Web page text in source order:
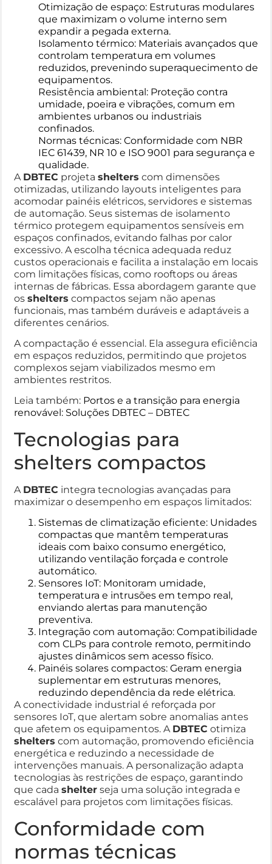
Otimização de espaço: Estruturas modulares
que maximizam o volume interno sem
expandir a pegada externa.
Isolamento térmico: Materiais avançados que
controlam temperatura em volumes
reduzidos, prevenindo superaquecimento de
equipamentos.
Resistência ambiental: Proteção contra
umidade, poeira e vibrações, comum em
ambientes urbanos ou industriais
confinados.
Normas técnicas: Conformidade com NBR
IEC 61439, NR 10 e ISO 9001 para segurança e
qualidade.
A DBTEC projeta shelters com dimensões
otimizadas, utilizando layouts inteligentes para
acomodar painéis elétricos, servidores e sistemas
de automação. Seus sistemas de isolamento
térmico protegem equipamentos sensíveis em
espaços confinados, evitando falhas por calor
excessivo. A escolha técnica adequada reduz
custos operacionais e facilita a instalação em locais
com limitações físicas, como rooftops ou áreas
internas de fábricas. Essa abordagem garante que
os shelters compactos sejam não apenas
funcionais, mas também duráveis e adaptáveis a
diferentes cenários.
A compactação é essencial. Ela assegura eficiência
em espaços reduzidos, permitindo que projetos
complexos sejam viabilizados mesmo em
ambientes restritos.
Leia também: Portos e a transição para energia
renovável: Soluções DBTEC – DBTEC
Tecnologias para
shelters compactos
A DBTEC integra tecnologias avançadas para
maximizar o desempenho em espaços limitados:
Sistemas de climatização eficiente: Unidades
compactas que mantêm temperaturas
ideais com baixo consumo energético,
utilizando ventilação forçada e controle
automático.
Sensores IoT: Monitoram umidade,
temperatura e intrusões em tempo real,
enviando alertas para manutenção
preventiva.
Integração com automação: Compatibilidade
com CLPs para controle remoto, permitindo
ajustes dinâmicos sem acesso físico.
Painéis solares compactos: Geram energia
suplementar em estruturas menores,
reduzindo dependência da rede elétrica.
A conectividade industrial é reforçada por
sensores IoT, que alertam sobre anomalias antes
que afetem os equipamentos. A DBTEC otimiza
shelters com automação, promovendo eficiência
energética e reduzindo a necessidade de
intervenções manuais. A personalização adapta
tecnologias às restrições de espaço, garantindo
que cada shelter seja uma solução integrada e
escalável para projetos com limitações físicas.
Conformidade com
normas técnicas